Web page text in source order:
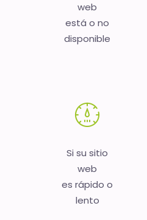
web
está o no
disponible
Si su sitio
web
es rápido o
lento